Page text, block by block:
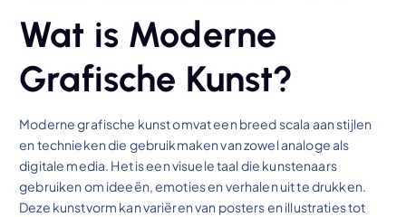
Wat is Moderne
Grafische Kunst?
Moderne grafische kunst omvat een breed scala aan stijlen
en technieken die gebruikmaken van zowel analoge als
digitale media. Het is een visuele taal die kunstenaars
gebruiken om ideeën, emoties en verhalen uit te drukken.
Deze kunstvorm kan variëren van posters en illustraties tot